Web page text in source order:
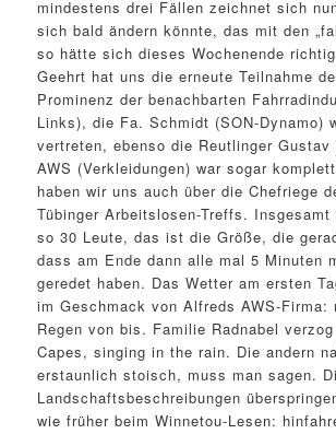
mindestens drei Fällen zeichnet sich
sich bald ändern könnte, das mit den
so hätte sich dieses Wochenende
Geehrt hat uns die erneute Teilnahme
Prominenz der benachbarten
Links), die Fa. Schmidt (SON-Dynamo)
vertreten, ebenso die Reutlinger Gustav
AWS (Verkleidungen) war sogar
haben wir uns auch über die Chefriege
Tübinger Arbeitslosen-Treffs. Insgesamt
so 30 Leute, das ist die Größe, die
dass am Ende dann alle mal 5 Minuten
geredet haben. Das Wetter am ersten
im Geschmack von Alfreds AWS-Firma:
Regen von bis. Familie Radnabel
Capes, singing in the rain. Die andern
erstaunlich stoisch, muss man sagen.
Landschaftsbeschreibungen
wie früher beim Winnetou-Lesen: